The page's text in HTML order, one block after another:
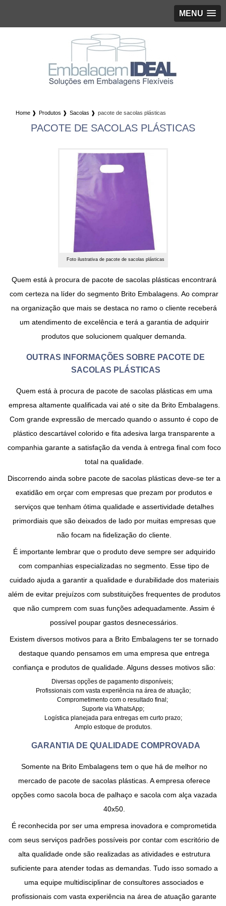
MENU
Home ❱ Produtos ❱ Sacolas ❱ pacote de sacolas plásticas
PACOTE DE SACOLAS PLÁSTICAS
Foto ilustrativa de pacote de sacolas plásticas
Quem está à procura de pacote de sacolas plásticas encontrará
com certeza na líder do segmento Brito Embalagens. Ao comprar
na organização que mais se destaca no ramo o cliente receberá
um atendimento de excelência e terá a garantia de adquirir
produtos que solucionem qualquer demanda.
OUTRAS INFORMAÇÕES SOBRE PACOTE DE
SACOLAS PLÁSTICAS
Quem está à procura depacote de sacolas plásticasem uma
empresa altamente qualificada vai até o site da Brito Embalagens.
Com grande expressão de mercado quando o assunto é copo de
plástico descartável colorido e fita adesiva larga transparente a
companhia garante a satisfação da venda à entrega final com foco
total na qualidade.
Discorrendo ainda sobre pacote de sacolas plásticas deve-se ter a
exatidão em orçar com empresas que prezam por produtos e
serviços que tenham ótima qualidade e assertividade detalhes
primordiais que são deixados de lado por muitas empresas que
não focam na fidelização do cliente.
É importante lembrar que o produto deve sempre ser adquirido
com companhias especializadas no segmento. Esse tipo de
cuidado ajuda a garantir a qualidade e durabilidade dos materiais
além de evitar prejuízos com substituições frequentes de produtos
que não cumprem com suas funções adequadamente. Assim é
possível poupar gastos desnecessários.
Existem diversos motivos para a Brito Embalagens ter se tornado
destaque quando pensamos em uma empresa que entrega
confiança e produtos de qualidade. Alguns desses motivos são:
Diversas opções de pagamento disponíveis;
Profissionais com vasta experiência na área de atuação;
Comprometimento com o resultado final;
Suporte via WhatsApp;
Logística planejada para entregas em curto prazo;
Amplo estoque de produtos.
GARANTIA DE QUALIDADE COMPROVADA
Somente na Brito Embalagens tem o que há de melhor no
mercado de pacote de sacolas plásticas. A empresa oferece
opções como sacola boca de palhaço e sacola com alça vazada
40x50.
É reconhecida por ser uma empresa inovadora e comprometida
com seus serviços padrões possíveis por contar com escritório de
alta qualidade onde são realizadas as atividades e estrutura
suficiente para atender todas as demandas. Tudo isso somado a
uma equipe multidisciplinar de consultores associados e
profissionais com vasta experiência na área de atuação garante